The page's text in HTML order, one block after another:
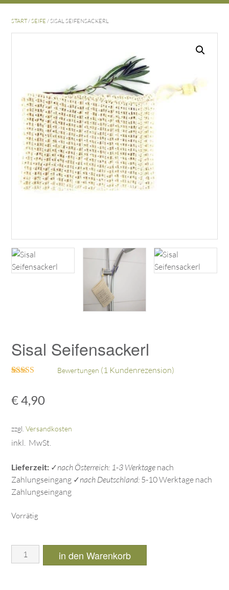
START/SEIFE / SISAL SEIFENSACKERL
Sisal Seifensackerl
basierend auf
Kundenbewertung
Bewertungen (1 Kundenrezension)
€4,90
zzgl. Versandkosten
inkl. MwSt.
Lieferzeit: ✓nach Österreich: 1-3 Werktage nach
Zahlungseingang ✓nach Deutschland: 5-10 Werktage nach
Zahlungseingang
Vorrätig
in den Warenkorb